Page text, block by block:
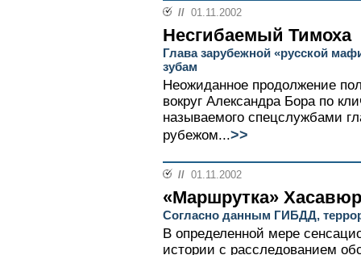
// 01.11.2002
Несгибаемый Тимоха
Глава зарубежной «русской
зубам
Неожиданное продолжение
вокруг Александра Бора по
называемого спецслужбами
рубежом...>>
// 01.11.2002
«Маршрутка»
Согласно данным ГИБДД,
В определенной мере
истории с расследованием